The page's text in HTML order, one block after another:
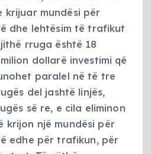
krijuar mundësi për
dhe lehtësim të trafikut
rruga është 18
dollarë investimi që
paralel në të tre
del jashtë linjës,
së re, e cila eliminon
krijon një mundësi për
edhe për trafikun, për